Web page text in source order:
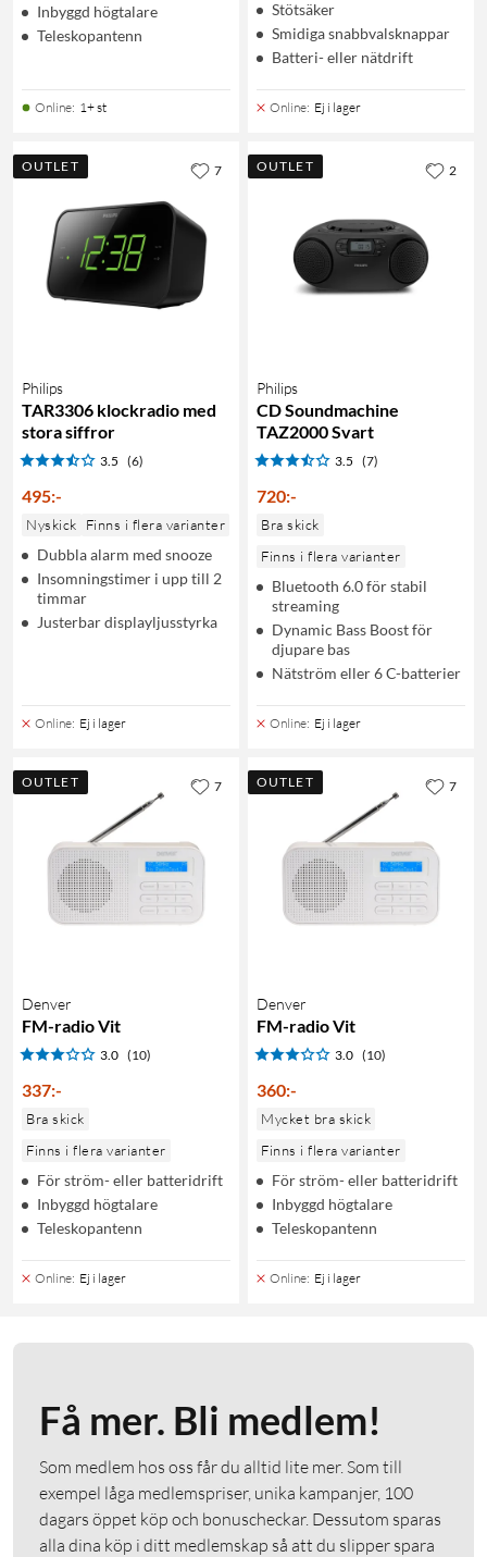
Inbyggd högtalare
Teleskopantenn
Online: 1+ st
Stötsäker
Smidiga snabbvalsknappar
Batteri- eller nätdrift
Online: Ej i lager
OUTLET
Philips
TAR3306 klockradio med
stora siffror
3.5 (6)
495:-
Nyskick Finns i flera varianter
Dubbla alarm med snooze
Insomningstimer i upp till 2
timmar
Justerbar displayljusstyrka
Online: Ej i lager
7 OUTLET
Philips
CD Soundmachine
TAZ2000 Svart
3.5 (7)
720:-
Bra skick
Finns i flera varianter
Bluetooth 6.0 för stabil
streaming
Dynamic Bass Boost för
djupare bas
Nätström eller 6 C-batterier
Online: Ej i lager
2
OUTLET
Denver
FM-radio Vit
3.0 (10)
337:-
Bra skick
Finns i flera varianter
För ström- eller batteridrift
Inbyggd högtalare
Teleskopantenn
Online: Ej i lager
7 OUTLET
Denver
FM-radio Vit
3.0 (10)
360:-
Mycket bra skick
Finns i flera varianter
För ström- eller batteridrift
Inbyggd högtalare
Teleskopantenn
Online: Ej i lager
7
Få mer. Bli medlem!
Som medlem hos oss får du alltid lite mer. Som till
exempel låga medlemspriser, unika kampanjer, 100
dagars öppet köp och bonuscheckar. Dessutom sparas
alla dina köp i ditt medlemskap så att du slipper spara